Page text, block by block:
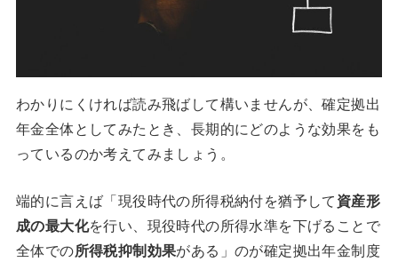
わかりにくければ読み飛ばして構いませんが、確定拠出
年金全体としてみたとき、長期的にどのような効果をも
っているのか考えてみましょう。
端的に言えば「現役時代の所得税納付を猶予して資産形
成の最大化を行い、現役時代の所得水準を下げることで
全体での所得税抑制効果がある」のが確定拠出年金制度